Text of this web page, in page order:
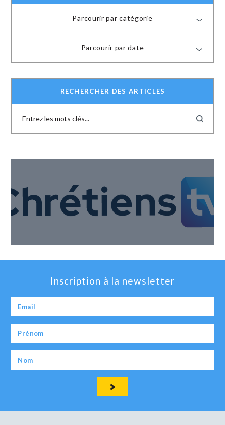
Parcourir par catégorie
Parcourir par date
RECHERCHER DES ARTICLES
Inscription à la newsletter